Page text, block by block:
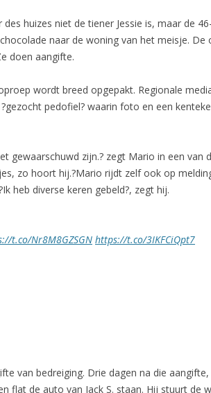
huizes niet de tiener Jessie is, maar de
naar de woning van het meisje.
doen aangifte.
wordt breed opgepakt. Regionale
pedofiel? waarin foto en een
zijn.? zegt Mario in een van
zo hoort hij.?Mario rijdt zelf ook op
heb diverse keren gebeld?, zegt hij.
t.co/Nr8M8GZSGN https://t.co/3IKFCiQpt7
van bedreiging. Drie dagen na die
flat de auto van Jack S. staan. Hij stuurt de